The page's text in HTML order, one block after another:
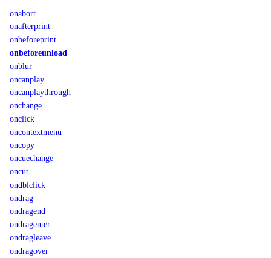
onabort
onafterprint
onbeforeprint
onbeforeunload
onblur
oncanplay
oncanplaythrough
onchange
onclick
oncontextmenu
oncopy
oncuechange
oncut
ondblclick
ondrag
ondragend
ondragenter
ondragleave
ondragover